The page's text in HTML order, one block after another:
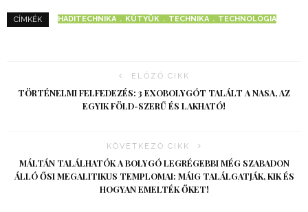
CÍMKÉK HADITECHNIKA KÜTYÜK TECHNIKA TECHNOLÓGIA
ELŐZŐ CIKK
TÖRTÉNELMI FELFEDEZÉS: 3 EXOBOLYGÓT TALÁLT A NASA, AZ
EGYIK FÖLD-SZERŰ ÉS LAKHATÓ!
KÖVETKEZŐ CIKK
MÁLTÁN TALÁLHATÓK A BOLYGÓ LEGRÉGEBBI MÉG SZABADON
ÁLLÓ ŐSI MEGALITIKUS TEMPLOMAI: MÁIG TALÁLGATJÁK, KIK ÉS
HOGYAN EMELTÉK ŐKET!